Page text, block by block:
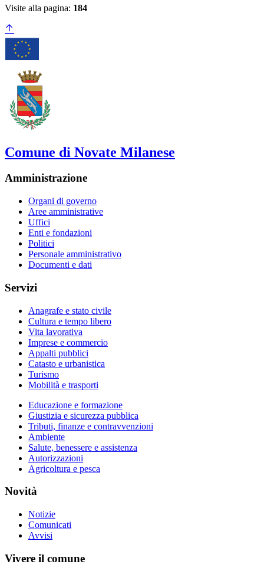
Visite alla pagina: 184
Comune di Novate Milanese
Amministrazione
Organi di governo
Aree amministrative
Uffici
Enti e fondazioni
Politici
Personale amministrativo
Documenti e dati
Servizi
Anagrafe e stato civile
Cultura e tempo libero
Vita lavorativa
Imprese e commercio
Appalti pubblici
Catasto e urbanistica
Turismo
Mobilità e trasporti
Educazione e formazione
Giustizia e sicurezza pubblica
Tributi, finanze e contravvenzioni
Ambiente
Salute, benessere e assistenza
Autorizzazioni
Agricoltura e pesca
Novità
Notizie
Comunicati
Avvisi
Vivere il comune